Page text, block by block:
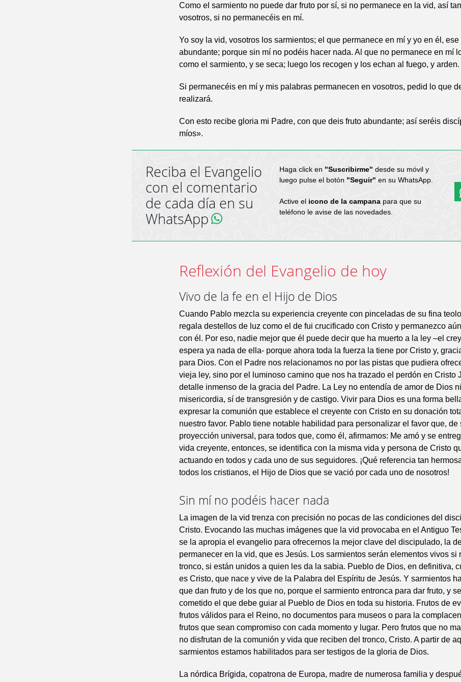
Como el sarmiento no puede dar fruto por sí, si no permanece en la vid, así
vosotros, si no permanecéis en mí.
Yo soy la vid, vosotros los sarmientos; el que permanece en mí y yo en él, ese
abundante; porque sin mí no podéis hacer nada. Al que no permanece en mí
como el sarmiento, y se seca; luego los recogen y los echan al fuego, y arden.
Si permanecéis en mí y mis palabras permanecen en vosotros, pedid lo que
realizará.
Con esto recibe gloria mi Padre, con que deis fruto abundante; así seréis
míos».
Reciba el Evangelio
con el comentario
de cada día en su
WhatsApp
Haga click en "Suscribirme" desde su móvil y
luego pulse el botón "Seguir" en su WhatsApp.
Active el icono de la campanapara que su
teléfono le avise de las novedades.
Reflexión del Evangelio de hoy
Vivo de la fe en el Hijo de Dios
Cuando Pablo mezcla su experiencia creyente con pinceladas de su fina
regala destellos de luz como el de fui crucificado con Cristo y permanezco
con él. Por eso, nadie mejor que él puede decir que ha muerto a la ley –el
espera ya nada de ella- porque ahora toda la fuerza la tiene por Cristo y,
para Dios. Con el Padre nos relacionamos no por las pistas que pudiera
vieja ley, sino por el luminoso camino que nos ha trazado el perdón en Cristo
detalle inmenso de la gracia del Padre. La Ley no entendía de amor de Dios
misericordia, sí de transgresión y de castigo. Vivir para Dios es una forma
expresar la comunión que establece el creyente con Cristo en su donación
nuestro favor. Pablo tiene notable habilidad para personalizar el favor que, de
proyección universal, para todos que, como él, afirmamos: Me amó y se
vida creyente, entonces, se identifica con la misma vida y persona de Cristo
actuando en todos y cada uno de sus seguidores. ¡Qué referencia tan
todos los cristianos, el Hijo de Dios que se vació por cada uno de nosotros!
Sin mí no podéis hacer nada
La imagen de la vid trenza con precisión no pocas de las condiciones del
Cristo. Evocando las muchas imágenes que la vid provocaba en el Antiguo
se la apropia el evangelio para ofrecernos la mejor clave del discipulado, la
permanecer en la vid, que es Jesús. Los sarmientos serán elementos vivos si
tronco, si están unidos a quien les da la sabia. Pueblo de Dios, en definitiva,
es Cristo, que nace y vive de la Palabra del Espíritu de Jesús. Y sarmientos
que dan fruto y de los que no, porque el sarmiento entronca para dar fruto, y
cometido el que debe guiar al Pueblo de Dios en toda su historia. Frutos de
frutos válidos para el Reino, no documentos para museos o para la
frutos que sean compromiso con cada momento y lugar. Pero frutos que no
no disfrutan de la comunión y vida que reciben del tronco, Cristo. A partir de
sarmientos estamos habilitados para ser testigos de la gloria de Dios.
La nórdica Brígida, copatrona de Europa, madre de numerosa familia y